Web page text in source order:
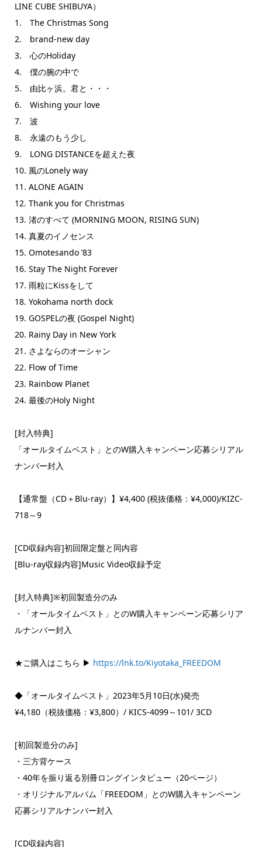
LINE CUBE SHIBUYA）
1. The Christmas Song
2. brand-new day
3. 心のHoliday
4. 僕の腕の中で
5. 由比ヶ浜。君と・・・
6. Wishing your love
7. 波
8. 永遠のもう少し
9. LONG DISTANCEを超えた夜
10. 風のLonely way
11. ALONE AGAIN
12. Thank you for Christmas
13. 渚のすべて (MORNING MOON, RISING SUN)
14. 真夏のイノセンス
15. Omotesando ’83
16. Stay The Night Forever
17. 雨粒にKissをして
18. Yokohama north dock
19. GOSPELの夜 (Gospel Night)
20. Rainy Day in New York
21. さよならのオーシャン
22. Flow of Time
23. Rainbow Planet
24. 最後のHoly Night
[封入特典]
「オールタイムベスト」とのW購入キャンペーン応募シリアル
ナンバー封入
【通常盤（CD＋Blu-ray）】¥4,400 (税抜価格：¥4,000)/KIZC-
718～9
[CD収録内容]初回限定盤と同内容
[Blu-ray収録内容]Music Video収録予定
[封入特典]※初回製造分のみ
・「オールタイムベスト」とのW購入キャンペーン応募シリア
ルナンバー封入
★ご購入はこちら ▶ https://lnk.to/Kiyotaka_FREEDOM
◆「オールタイムベスト」2023年5月10日(水)発売
¥4,180（税抜価格：¥3,800）/ KICS-4099～101/ 3CD
[初回製造分のみ]
・三方背ケース
・40年を振り返る別冊ロングインタビュー（20ページ）
・オリジナルアルバム「FREEDOM」とのW購入キャンペーン
応募シリアルナンバー封入
[CD収録内容]